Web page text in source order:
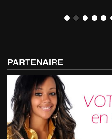
PARTENAIRE